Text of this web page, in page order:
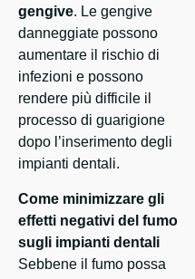
gengive. Le gengive
danneggiate possono
aumentare il rischio di
infezioni e possono
rendere più difficile il
processo di guarigione
dopo l’inserimento degli
impianti dentali.
Come minimizzare gli
effetti negativi del fumo
sugli impianti dentali
Sebbene il fumo possa